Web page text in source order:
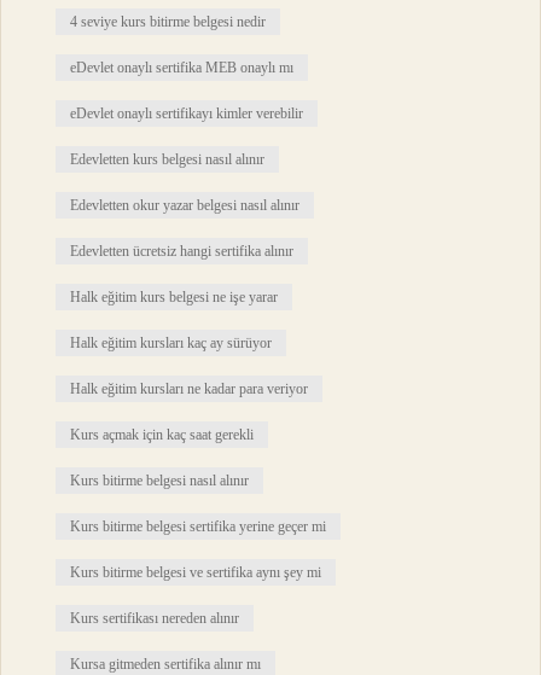
4 seviye kurs bitirme belgesi nedir
eDevlet onaylı sertifika MEB onaylı mı
eDevlet onaylı sertifikayı kimler verebilir
Edevletten kurs belgesi nasıl alınır
Edevletten okur yazar belgesi nasıl alınır
Edevletten ücretsiz hangi sertifika alınır
Halk eğitim kurs belgesi ne işe yarar
Halk eğitim kursları kaç ay sürüyor
Halk eğitim kursları ne kadar para veriyor
Kurs açmak için kaç saat gerekli
Kurs bitirme belgesi nasıl alınır
Kurs bitirme belgesi sertifika yerine geçer mi
Kurs bitirme belgesi ve sertifika aynı şey mi
Kurs sertifikası nereden alınır
Kursa gitmeden sertifika alınır mı